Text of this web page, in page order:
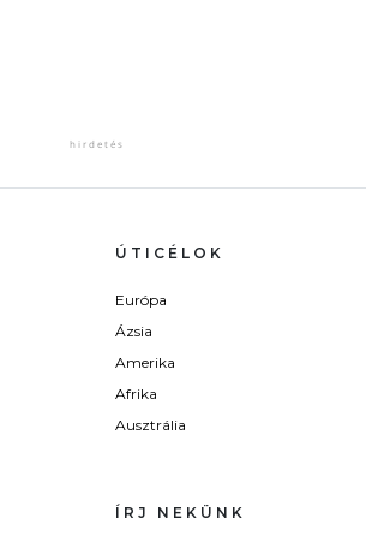
ÚTICÉLOK
Európa
Ázsia
Amerika
Afrika
Ausztrália
ÍRJ NEKÜNK